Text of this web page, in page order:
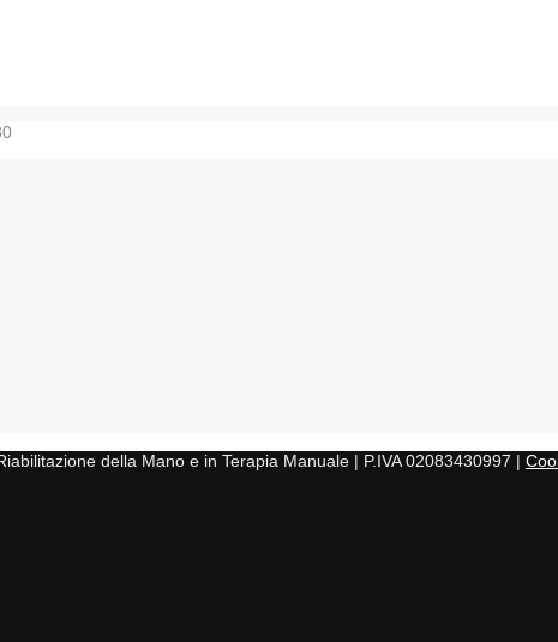
della Mano e in Terapia Manuale | P.IVA 02083430997 |